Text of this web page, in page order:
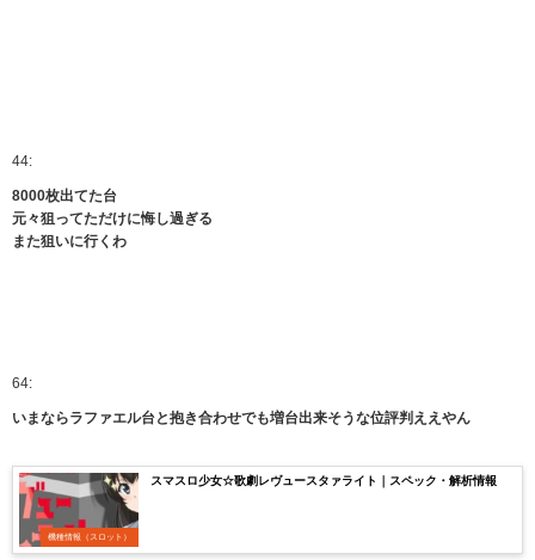
44:
8000枚出てた台
元々狙ってただけに悔し過ぎる
また狙いに行くわ
64:
いまならラファエル台と抱き合わせでも増台出来そうな位評判ええやん
機種情報（スロット）
スマスロ少女☆歌劇レヴュースタァライト｜スペック・解析情報